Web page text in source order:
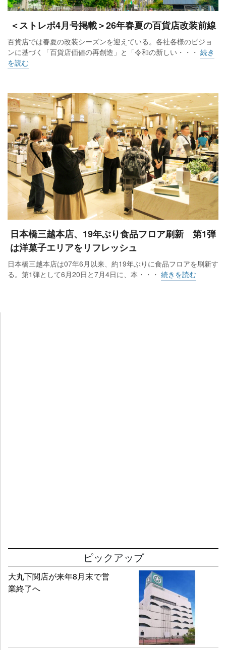
＜ストレポ4月号掲載＞26年春夏の百貨店改装前線
百貨店では春夏の改装シーズンを迎えている。各社各様のビジョ
ンに基づく「百貨店価値の再創造」と「令和の新しい・・・ 続き
を読む
日本橋三越本店、19年ぶり食品フロア刷新 第1弾
は洋菓子エリアをリフレッシュ
日本橋三越本店は07年6月以来、約19年ぶりに食品フロアを刷新す
る。第1弾として6月20日と7月4日に、本・・・ 続きを読む
ピックアップ
大丸下関店が来年8月末で営
業終了へ